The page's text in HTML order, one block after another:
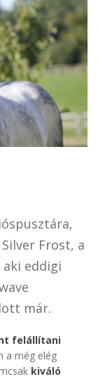
Frost, a
aki eddigi
már.
felállítani
a még elég
kiváló